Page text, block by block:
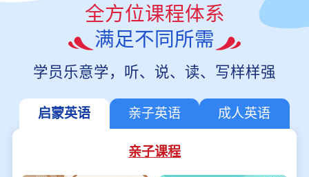
全方位课程体系
满足不同所需
学员乐意学，听、说、读、写样样强
启蒙英语 亲子英语 成人英语
亲子课程